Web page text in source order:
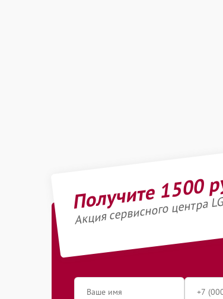
Получите 1500
Акция сервисного центра LG